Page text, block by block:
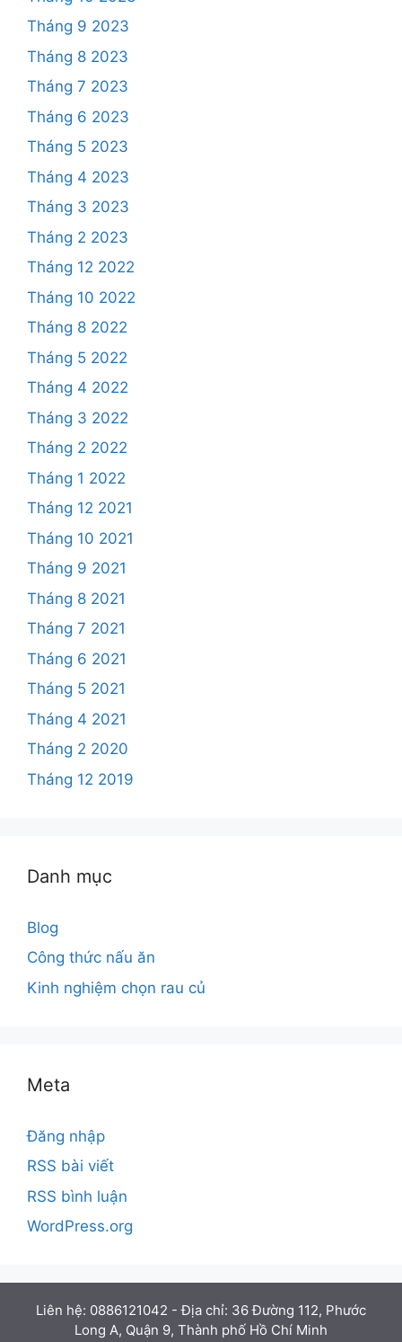
Tháng 9 2023
Tháng 8 2023
Tháng 7 2023
Tháng 6 2023
Tháng 5 2023
Tháng 4 2023
Tháng 3 2023
Tháng 2 2023
Tháng 12 2022
Tháng 10 2022
Tháng 8 2022
Tháng 5 2022
Tháng 4 2022
Tháng 3 2022
Tháng 2 2022
Tháng 1 2022
Tháng 12 2021
Tháng 10 2021
Tháng 9 2021
Tháng 8 2021
Tháng 7 2021
Tháng 6 2021
Tháng 5 2021
Tháng 4 2021
Tháng 2 2020
Tháng 12 2019
Danh mục
Blog
Công thức nấu ăn
Kinh nghiệm chọn rau củ
Meta
Đăng nhập
RSS bài viết
RSS bình luận
WordPress.org
Liên hệ: 0886121042 - Địa chỉ: 36 Đường 112, Phước
Long A, Quận 9, Thành phố Hồ Chí Minh